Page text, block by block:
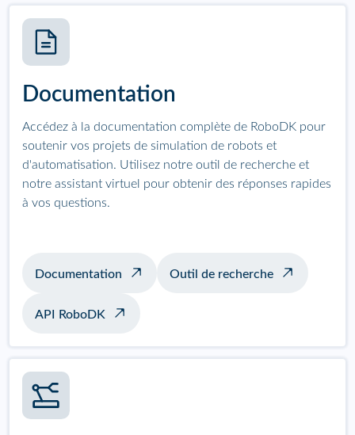
Documentation
Accédez à la documentation complète de RoboDK pour
soutenir vos projets de simulation de robots et
d'automatisation. Utilisez notre outil de recherche et
notre assistant virtuel pour obtenir des réponses rapides
à vos questions.
Documentation Outil de recherche
API RoboDK